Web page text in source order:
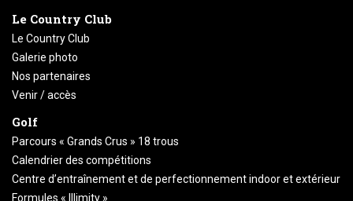
Le Country Club
Le Country Club
Galerie photo
Nos partenaires
Venir / accès
Golf
Parcours « Grands Crus » 18 trous
Calendrier des compétitions
Centre d’entraînement et de perfectionnement indoor et extérieur
Formules « Illimity »